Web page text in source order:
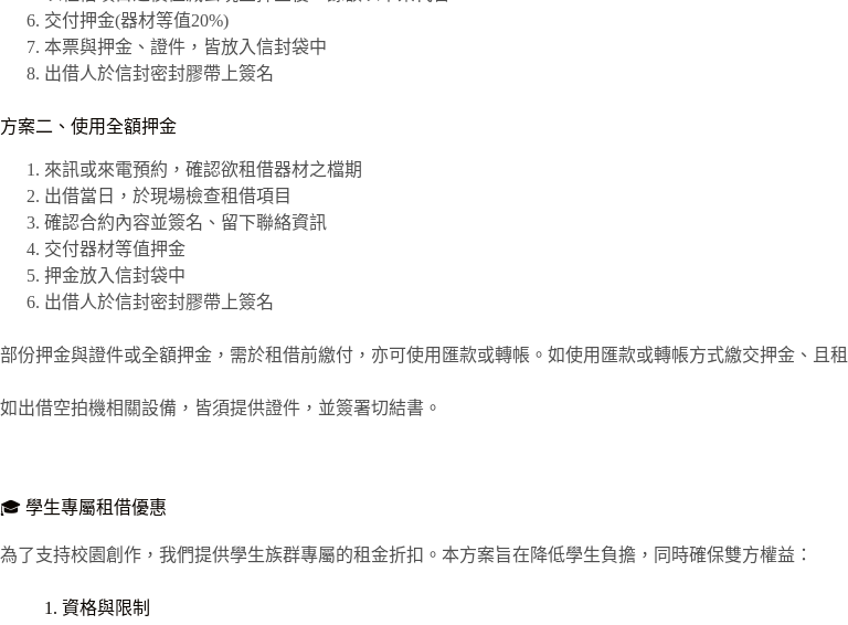
交付押金(器材等值20%)
本票與押金、證件，皆放入信封袋中
出借人於信封密封膠帶上簽名
方案二、使用全額押金
來訊或來電預約，確認欲租借器材之檔期
出借當日，於現場檢查租借項目
確認合約內容並簽名、留下聯絡資訊
交付器材等值押金
押金放入信封袋中
出借人於信封密封膠帶上簽名
部份押金與證件或全額押金，需於租借前繳付，亦可使用匯款或轉帳。如使用匯款或轉帳方式繳交押金、且
如出借空拍機相關設備，皆須提供證件，並簽署切結書。
🎓 學生專屬租借優惠
為了支持校園創作，我們提供學生族群專屬的租金折扣。本方案旨在降低學生負擔，同時確保雙方權益：
1. 資格與限制